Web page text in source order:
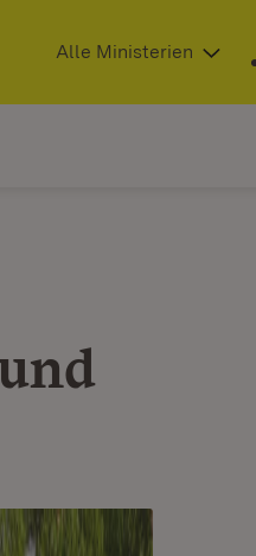
(Öffnet in neuem Fenster)
Alle Ministerien